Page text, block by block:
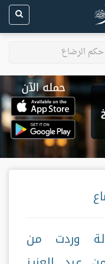
حكم الرضاع
وردت من